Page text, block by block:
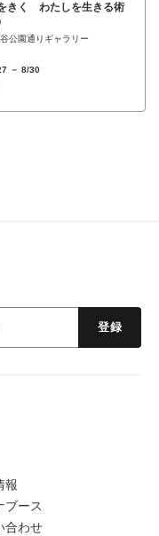
きく わたしを生きる術
公園通りギャラリー
－ 8/30
報
ブース
合わせ
登録